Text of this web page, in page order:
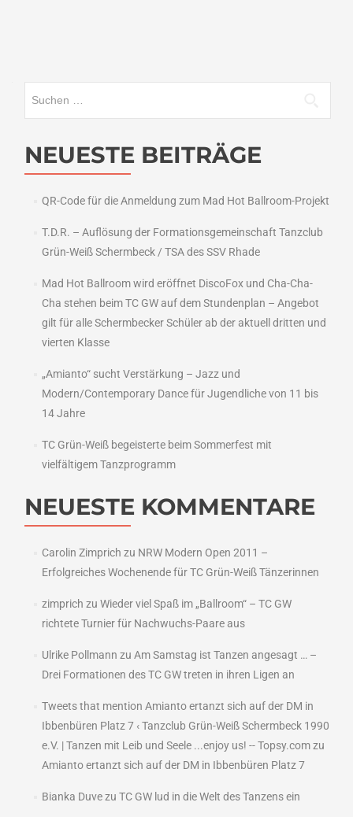
NEUESTE BEITRÄGE
QR-Code für die Anmeldung zum Mad Hot Ballroom-Projekt
T.D.R. – Auflösung der Formationsgemeinschaft Tanzclub
Grün-Weiß Schermbeck / TSA des SSV Rhade
Mad Hot Ballroom wird eröffnet DiscoFox und Cha-Cha-
Cha stehen beim TC GW auf dem Stundenplan – Angebot
gilt für alle Schermbecker Schüler ab der aktuell dritten und
vierten Klasse
„Amianto“ sucht Verstärkung – Jazz und
Modern/Contemporary Dance für Jugendliche von 11 bis
14 Jahre
TC Grün-Weiß begeisterte beim Sommerfest mit
vielfältigem Tanzprogramm
NEUESTE KOMMENTARE
Carolin Zimprich zu NRW Modern Open 2011 –
Erfolgreiches Wochenende für TC Grün-Weiß Tänzerinnen
zimprich zu Wieder viel Spaß im „Ballroom“ – TC GW
richtete Turnier für Nachwuchs-Paare aus
Ulrike Pollmann zu Am Samstag ist Tanzen angesagt … –
Drei Formationen des TC GW treten in ihren Ligen an
Tweets that mention Amianto ertanzt sich auf der DM in
Ibbenbüren Platz 7 ‹ Tanzclub Grün-Weiß Schermbeck 1990
e.V. | Tanzen mit Leib und Seele ...enjoy us! -- Topsy.comzu
Amianto ertanzt sich auf der DM in Ibbenbüren Platz 7
Bianka Duvezu TC GW lud in die Welt des Tanzens ein